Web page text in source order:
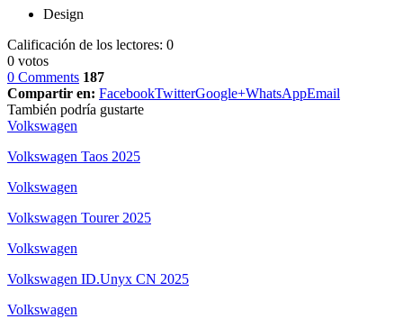
Design
Calificación de los lectores: 0
0 votos
0 Comments 187
Compartir en: FacebookTwitterGoogle+WhatsAppEmail
También podría gustarte
Volkswagen
Volkswagen Taos 2025
Volkswagen
Volkswagen Tourer 2025
Volkswagen
Volkswagen ID.Unyx CN 2025
Volkswagen